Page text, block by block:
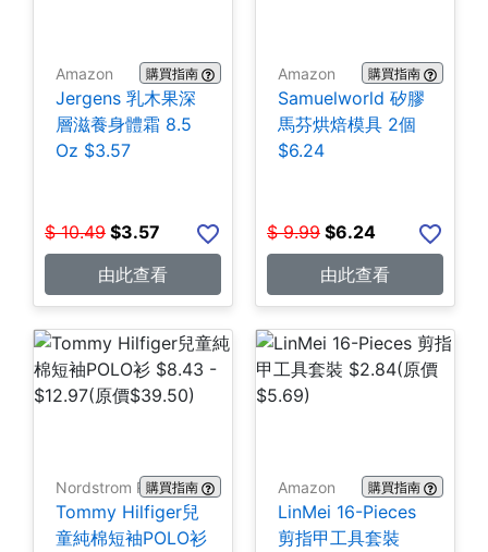
Amazon 購買指南
Jergens 乳木果深
層滋養身體霜 8.5
Oz $3.57
$ 10.49 $3.57
由此查看
Amazon 購買指南
Samuelworld 矽膠
馬芬烘焙模具 2個
$6.24
$ 9.99 $6.24
由此查看
Nordstrom Rack購買指南
Tommy Hilfiger兒
童純棉短袖POLO衫
Amazon 購買指南
LinMei 16-Pieces
剪指甲工具套裝